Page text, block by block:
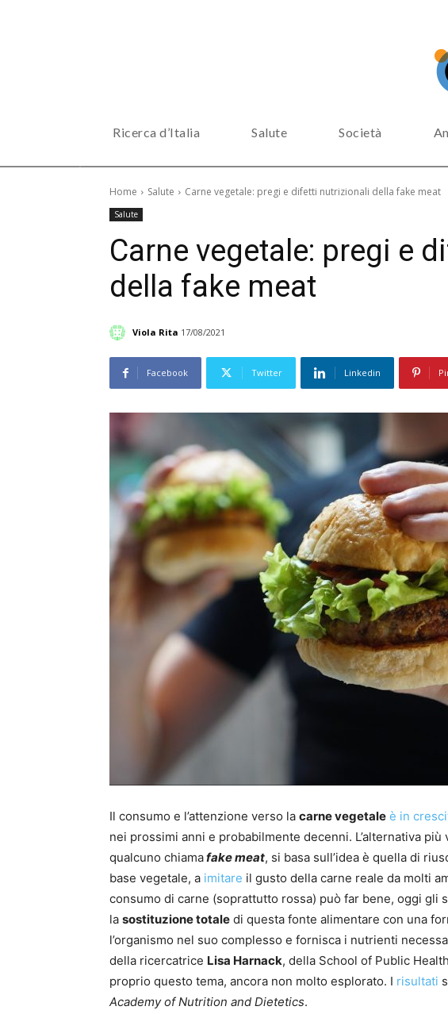
Ricerca d’Italia Salute Società
Home Salute Carne vegetale: pregi e difetti nutrizionali della fake meat
Salute
Carne vegetale: pregi e
della fake meat
Viola Rita 17/08/2021
Facebook Twitter Linkedin
Il consumo e l’attenzione verso la carne vegetale è in
nei prossimi anni e probabilmente decenni. L’alternativa
qualcuno chiamafake meat, si basa sull’idea è quella di
base vegetale, a imitare il gusto della carne reale da molti
consumo di carne (soprattutto rossa) può far bene, oggi gli
la sostituzione totale di questa fonte alimentare con una
l’organismo nel suo complesso e fornisca i nutrienti
della ricercatrice Lisa Harnack, della School of Public
proprio questo tema, ancora non molto esplorato. I risultati
Academy of Nutrition and Dietetics.